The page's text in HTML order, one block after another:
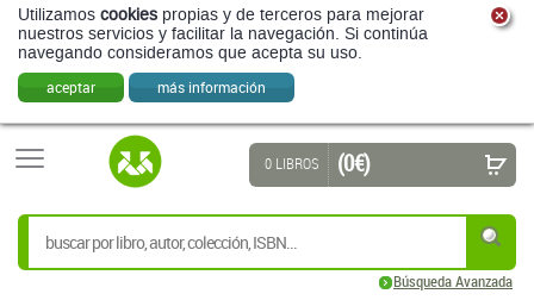
Utilizamos cookies propias y de terceros para mejorar
nuestros servicios y facilitar la navegación. Si continúa
navegando consideramos que acepta su uso.
aceptar más información
Búsqueda Avanzada
0 LIBROS (0 €)